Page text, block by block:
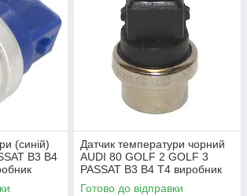
(синій)
B3 B4
Датчик температури чорний
AUDI 80 GOLF 2 GOLF 3
PASSAT B3 B4 T4 виробник
TOPRAN Німеччина
Готово до відправки